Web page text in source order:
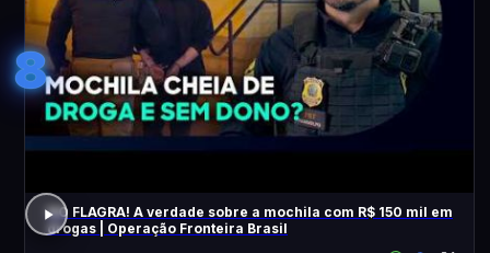
8
NO FLAGRA! A verdade sobre a mochila com R$ 150 mil em
drogas | Operação Fronteira Brasil